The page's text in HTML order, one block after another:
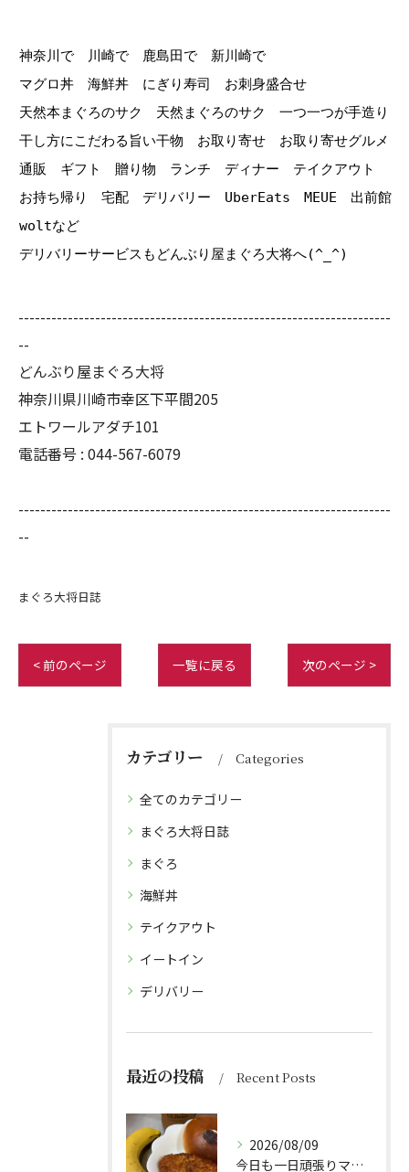
神奈川で 川崎で 鹿島田で 新川崎で
マグロ丼 海鮮丼 にぎり寿司 お刺身盛合せ
天然本まぐろのサク 天然まぐろのサク 一つ一つが手造り
干し方にこだわる旨い干物 お取り寄せ お取り寄せグルメ
通販 ギフト 贈り物 ランチ ディナー テイクアウト
お持ち帰り 宅配 デリバリー UberEats MEUE 出前館
woltなど
デリバリーサービスもどんぶり屋まぐろ大将へ(^_^)
--------------------------------------------------------------------
--
どんぶり屋まぐろ大将
神奈川県川崎市幸区下平間205
エトワールアダチ101
電話番号 : 044-567-6079
--------------------------------------------------------------------
--
まぐろ大将日誌
< 前のページ 一覧に戻る 次のページ >
カテゴリー Categories
全てのカテゴリー
まぐろ大将日誌
まぐろ
海鮮丼
テイクアウト
イートイン
デリバリー
最近の投稿 Recent Posts
2026/08/09
今日も一日頑張りマッスル💪